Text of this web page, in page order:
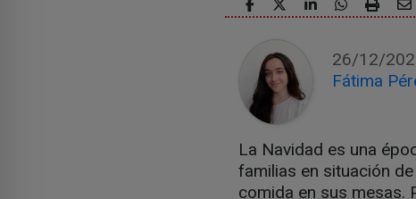
26/12/
Fátima
La Navidad es una
familias en situación
comida en sus mesas.